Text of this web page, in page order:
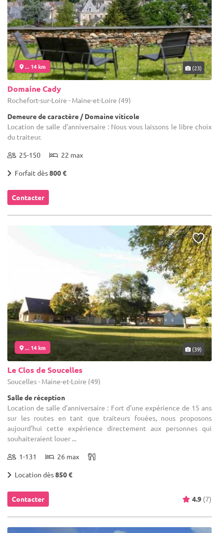
... 14 km (23)
Domaine Cady
Rochefort-sur-Loire - Maine-et-Loire (49)
Demeure de caractère / Domaine viticole
Location de salle d'anniversaire : Nous vous laissons le libre choix
du traiteur.
25-150 22 max
Forfait dès800 €
Contacter
... 14 km (39)
Le Clos de Soucelles
Soucelles - Maine-et-Loire (49)
Salle de réception
Location de salle d'anniversaire : Fort d'une expérience de 15 ans
sur les routes en tant que traiteurs fouées, nous proposons
aujourd'hui cette expérience directement aux personnes qui
souhaiteraient louer ...
1-131 26 max
Location dès850 €
Contacter 4.9 (7)